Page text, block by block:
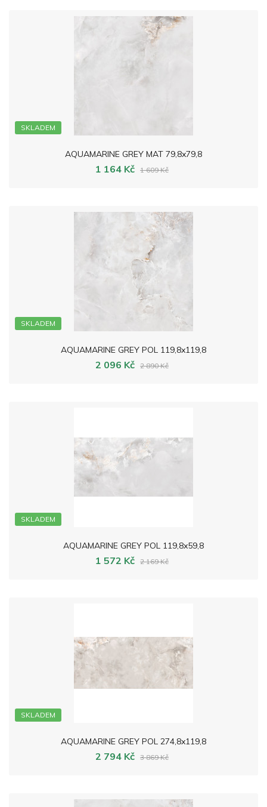
SKLADEM
AQUAMARINE GREY MAT 79,8x79,8
1 164 Kč 1 609 Kč
SKLADEM
AQUAMARINE GREY POL 119,8x119,8
2 096 Kč 2 890 Kč
SKLADEM
AQUAMARINE GREY POL 119,8x59,8
1 572 Kč 2 169 Kč
SKLADEM
AQUAMARINE GREY POL 274,8x119,8
2 794 Kč 3 869 Kč